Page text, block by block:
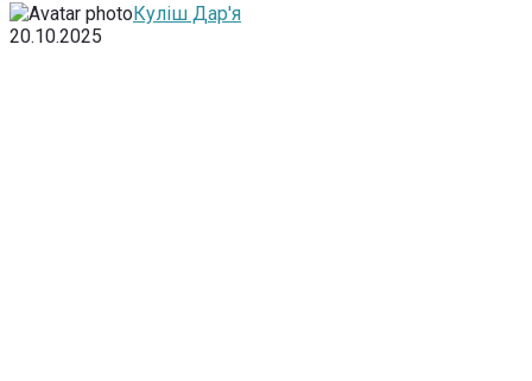
Куліш Дар'я
20.10.2025